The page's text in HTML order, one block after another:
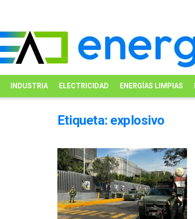
INDUSTRIA ELECTRICIDAD ENERGÍAS LIMPIAS
Etiqueta: explosivo